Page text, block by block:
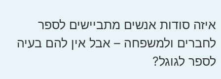
איזה סודות אנשים מתביישים לספר
לחברים ולמשפחה – אבל אין להם בעיה
לספר לגוגל?